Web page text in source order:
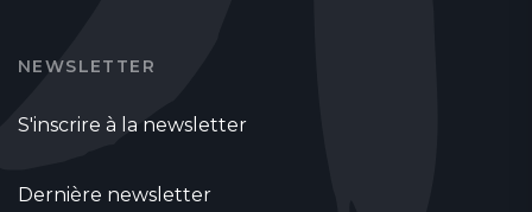
NEWSLETTER
S'inscrire à la newsletter
Dernière newsletter